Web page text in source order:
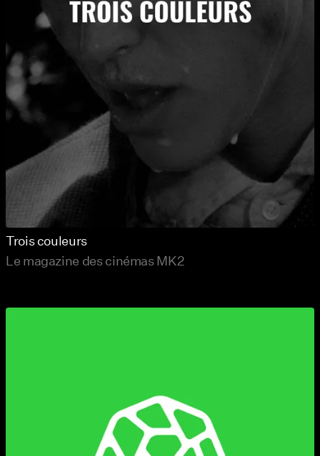
Trois couleurs
Le magazine des cinémas MK2